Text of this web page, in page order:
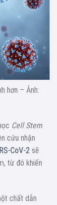
hơn – Ảnh:
Cell Stem
cứu nhận
CoV-2 sẽ
từ đó khiến
chất dẫn